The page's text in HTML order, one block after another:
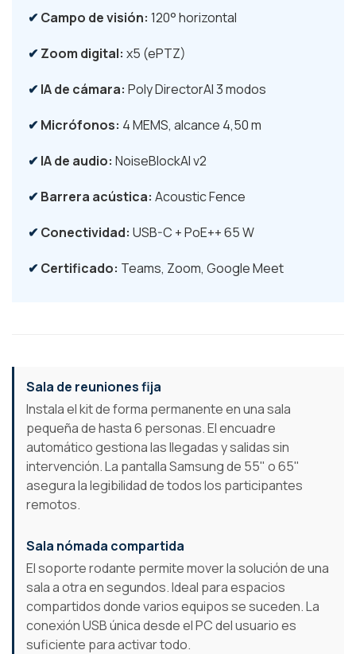
Campo de visión: 120° horizontal
Zoom digital: x5 (ePTZ)
IA de cámara: Poly DirectorAI 3 modos
Micrófonos: 4 MEMS, alcance 4,50 m
IA de audio: NoiseBlockAI v2
Barrera acústica: Acoustic Fence
Conectividad: USB-C + PoE++ 65 W
Certificado: Teams, Zoom, Google Meet
Sala de reuniones fija
Instala el kit de forma permanente en una sala
pequeña de hasta 6 personas. El encuadre
automático gestiona las llegadas y salidas sin
intervención. La pantalla Samsung de 55" o 65"
asegura la legibilidad de todos los participantes
remotos.
Sala nómada compartida
El soporte rodante permite mover la solución de una
sala a otra en segundos. Ideal para espacios
compartidos donde varios equipos se suceden. La
conexión USB única desde el PC del usuario es
suficiente para activar todo.